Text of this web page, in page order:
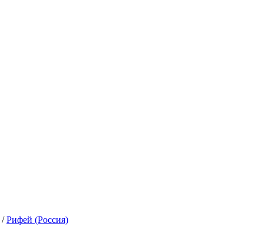
/Рифей (Россия)